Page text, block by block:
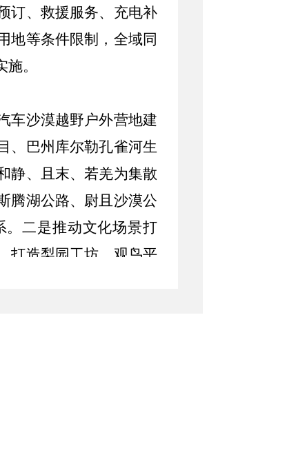
订、救援服务、充电补
地等条件限制，全域同
。
车沙漠越野户外营地建
、巴州库尔勒孔雀河生
静、且末、若羌为集散
腾湖公路、尉且沙漠公
。二是推动文化场景打
打造梨园工坊、观鸟平
玉石文化融合，建设文
汽车沙漠越野赛等活